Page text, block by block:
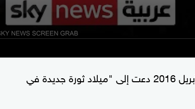
في أحد أوائل المنشورات للجبهة على فيسبوك في أبريل 2016 دعت إلى "ميلاد ثورة جديدة في